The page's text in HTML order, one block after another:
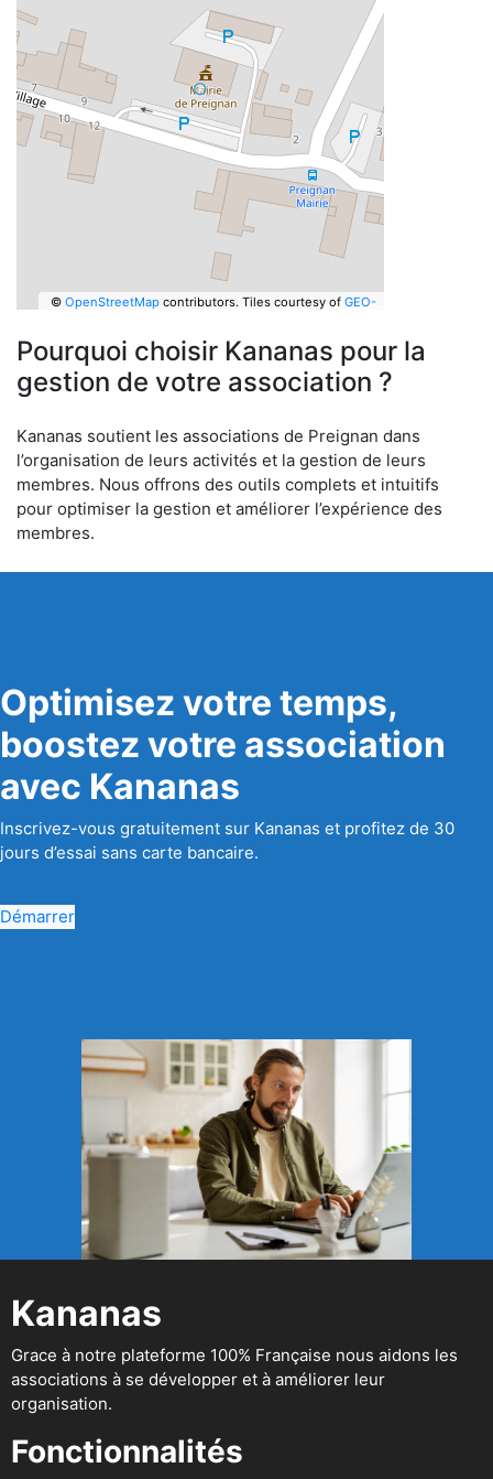
© OpenStreetMapcontributors. Tiles courtesy of GEO-
Pourquoi choisir Kananas pour la
gestion de votre association ?
Kananas soutient les associations de Preignan dans
l’organisation de leurs activités et la gestion de leurs
membres. Nous offrons des outils complets et intuitifs
pour optimiser la gestion et améliorer l’expérience des
membres.
Optimisez votre temps,
boostez votre association
avec Kananas
Inscrivez-vous gratuitement sur Kananas et profitez de 30
jours d’essai sans carte bancaire.
Démarrer
Kananas
Grace à notre plateforme 100% Française nous aidons les
associations à se développer et à améliorer leur
organisation.
Fonctionnalités